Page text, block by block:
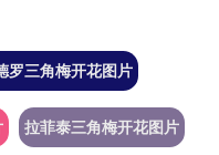
罗三角梅开花图片
拉菲泰三角梅开花图片